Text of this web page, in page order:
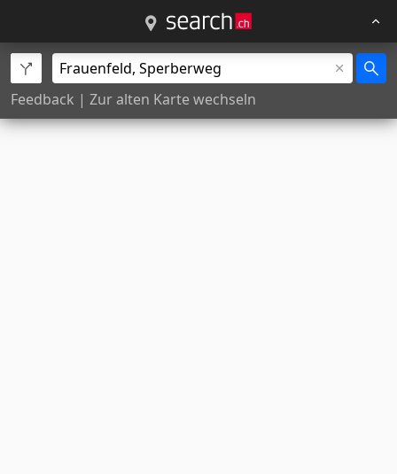
Feedback | Zur alten Karte wechseln